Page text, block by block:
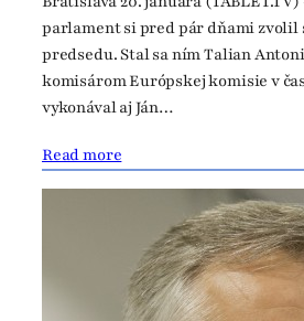
parlament si pred pár dňami zvolil
predsedu. Stal sa ním Talian
komisárom Európskej komisie v
vykonával aj Ján…
Read more